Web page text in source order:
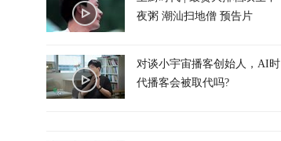
夜粥 潮汕扫地僧 预告片
对谈小宇宙播客创始人，AI时
代播客会被取代吗?